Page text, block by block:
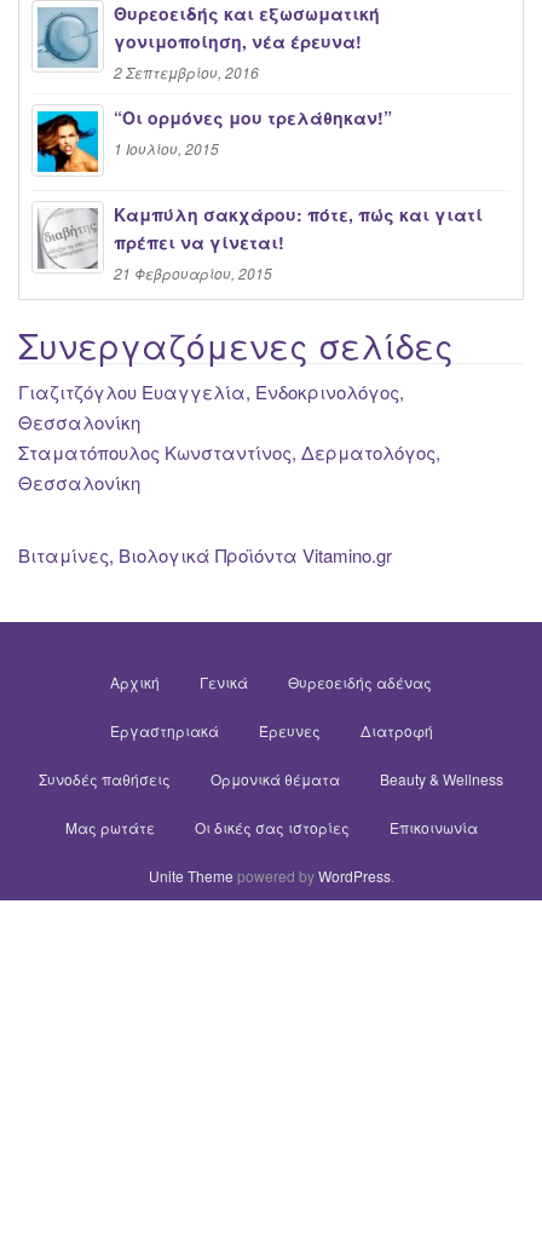
Θυρεοειδής και εξωσωματική
γονιμοποίηση, νέα έρευνα!
2 Σεπτεμβρίου, 2016
“Oι ορμόνες μου τρελάθηκαν!”
1 Ιουλίου, 2015
Καμπύλη σακχάρου: πότε, πώς και γιατί
πρέπει να γίνεται!
21 Φεβρουαρίου, 2015
Συνεργαζόμενες σελίδες
Γιαζιτζόγλου Ευαγγελία, Ενδοκρινολόγος,
Θεσσαλονίκη
Σταματόπουλος Κωνσταντίνος, Δερματολόγος,
Θεσσαλονίκη
Βιταμίνες, Βιολογικά Προϊόντα Vitamino.gr
Αρχική Γενικά Θυρεοειδής αδένας
Εργαστηριακά Έρευνες Διατροφή
Συνοδές παθήσεις Ορμονικά θέματα Beauty & Wellness
Μας ρωτάτε Οι δικές σας ιστορίες Επικοινωνία
Unite Theme powered byWordPress.